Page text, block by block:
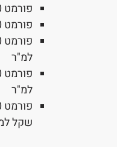
פורמט 60×60: 80-130 שקל למ"ר
פורמט 80×80: 100-160 שקל למ"ר
למ"ר
למ"ר
שקל